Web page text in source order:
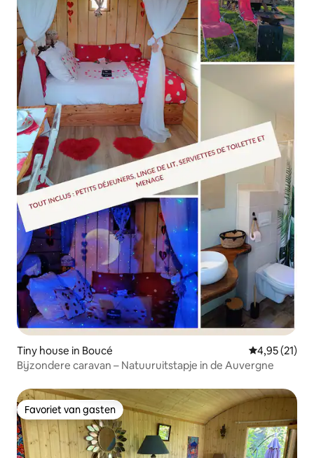
Tiny house in Boucé Gemiddelde
4,95 (21)
Bijzondere caravan – Natuuruitstapje in de Auvergne
Favoriet van gasten
Favoriet van gasten